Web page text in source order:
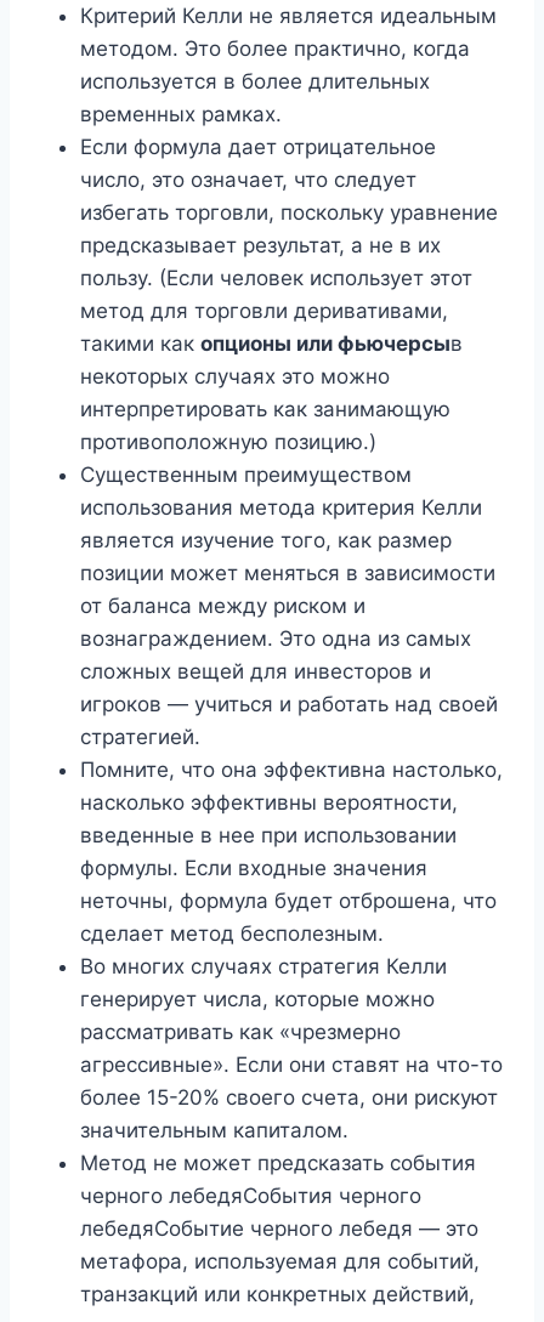
Критерий Келли не является идеальным
методом. Это более практично, когда
используется в более длительных
временных рамках.
Если формула дает отрицательное
число, это означает, что следует
избегать торговли, поскольку уравнение
предсказывает результат, а не в их
пользу. (Если человек использует этот
метод для торговли деривативами,
такими как опционы или фьючерсыв
некоторых случаях это можно
интерпретировать как занимающую
противоположную позицию.)
Существенным преимуществом
использования метода критерия Келли
является изучение того, как размер
позиции может меняться в зависимости
от баланса между риском и
вознаграждением. Это одна из самых
сложных вещей для инвесторов и
игроков — учиться и работать над своей
стратегией.
Помните, что она эффективна настолько,
насколько эффективны вероятности,
введенные в нее при использовании
формулы. Если входные значения
неточны, формула будет отброшена, что
сделает метод бесполезным.
Во многих случаях стратегия Келли
генерирует числа, которые можно
рассматривать как «чрезмерно
агрессивные». Если они ставят на что-то
более 15-20% своего счета, они рискуют
значительным капиталом.
Метод не может предсказать события
черного лебедяСобытия черного
лебедяСобытие черного лебедя — это
метафора, используемая для событий,
транзакций или конкретных действий,